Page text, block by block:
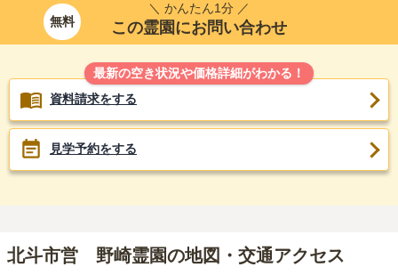
無料
＼ かんたん1分 ／
この霊園にお問い合わせ
最新の空き状況や価格詳細がわかる！
資料請求をする
見学予約をする
北斗市営 野崎霊園の地図・交通アクセス